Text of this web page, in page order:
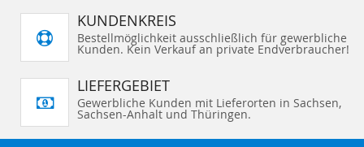
KUNDENKREIS
Bestellmöglichkeit ausschließlich für gewerbliche
Kunden. Kein Verkauf an private Endverbraucher!
LIEFERGEBIET
Gewerbliche Kunden mit Lieferorten in Sachsen,
Sachsen-Anhalt und Thüringen.